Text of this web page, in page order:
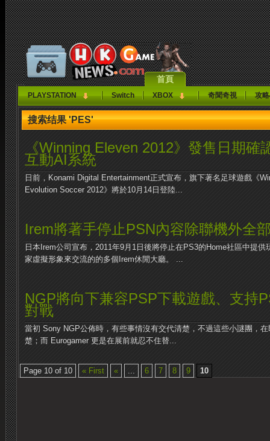
首頁
PLAYSTATION Switch XBOX 奇聞奇視 攻
搜索结果 'PES'
《Winning Eleven 2012》發售日期確
互動AI系統
日前，Konami Digital Entertainment正式宣布，旗下著名足球遊戲《
Evolution Soccer 2012》將於10月14日登陸...
Irem將著手停止PSN內容除聯機外全
日本Irem公司宣布，2011年9月1日後將停止在PS3的Home社區中提
家虛擬形象來交流的的多個Irem休閒大廳。 ...
NGP將向下兼容PSP下載遊戲、支持
對戰
當初 Sony NGP公佈時，有些事情沒有交代清楚，不過這些小謎團，
楚；而 Eurogamer 更是在展前就忍不住替...
Page 10 of 10 « First « ... 6 7 8 9 10